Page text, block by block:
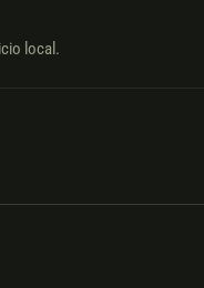
local.